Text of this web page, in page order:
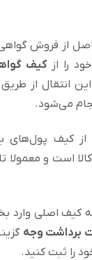
از فروش
را ازکیف‌
انتقال از
می‌شود.
از کیف پول‌های
است و معمولا تا
کیف اصلی
برداشت وجه
را ثبت کنید.